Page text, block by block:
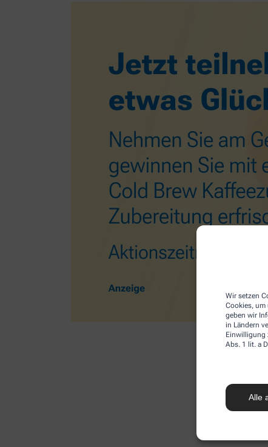
Wir setzen
Cookies, um
geben wir
in Ländern
Einwilligung
Abs. 1 lit. a
Alle